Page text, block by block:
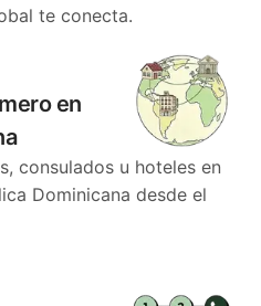
te conecta.
en
consulados u hoteles en
Dominicana desde el